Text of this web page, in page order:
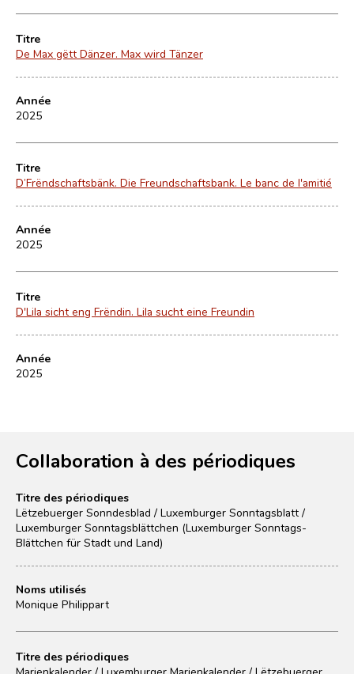
Titre
De Max gëtt Dänzer. Max wird Tänzer
Année
2025
Titre
D’Frëndschaftsbänk. Die Freundschaftsbank. Le banc de l'amitié
Année
2025
Titre
D'Lila sicht eng Frëndin. Lila sucht eine Freundin
Année
2025
Collaboration à des périodiques
Titre des périodiques
Lëtzebuerger Sonndesblad / Luxemburger Sonntagsblatt /
Luxemburger Sonntagsblättchen (Luxemburger Sonntags-
Blättchen für Stadt und Land)
Noms utilisés
Monique Philippart
Titre des périodiques